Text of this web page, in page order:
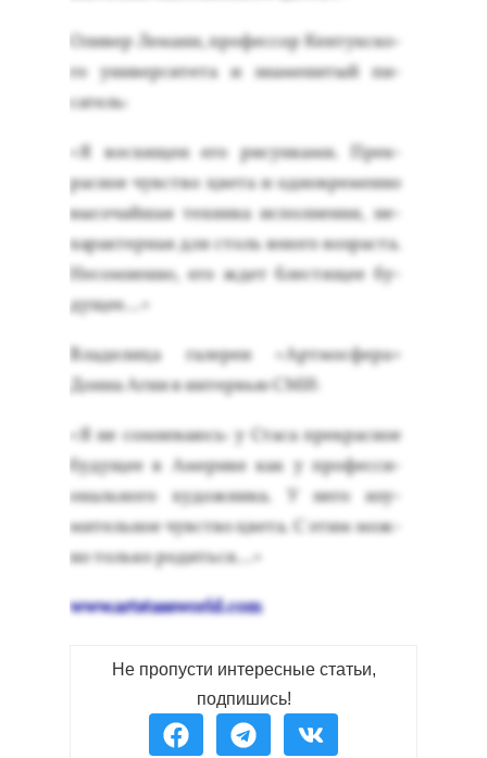
Оли­вер Ле­манн, про­фес­сор Кен­тук­ско­
го уни­вер­си­тета и зна­мени­тый пи­
сатель:
«Я вос­хи­щен его ри­сун­ка­ми. Прек­
расное чувс­тво цве­та и од­новре­мен­но
вы­сочай­шая тех­ни­ка ис­полне­ния, не­
харак­терная для столь юно­го воз­раста.
Не­сом­ненно, его ждет блес­тя­щее бу­
дущее…»
Вла­дели­ца га­лереи «Ар­тмос­фе­ра»
Дон­на Аг­ни в ин­тервью СМИ:
«Я не сом­не­ва­юсь: у Ста­са прек­расное
бу­дущее в Аме­рике как у про­фес­си­
ональ­но­го ху­дож­ни­ка. У не­го изу­
митель­ное чувс­тво цве­та. С этим мож­
но толь­ко ро­дить­ся…»
www.artstassworld.com
Не пропусти интересные статьи,
подпишись!